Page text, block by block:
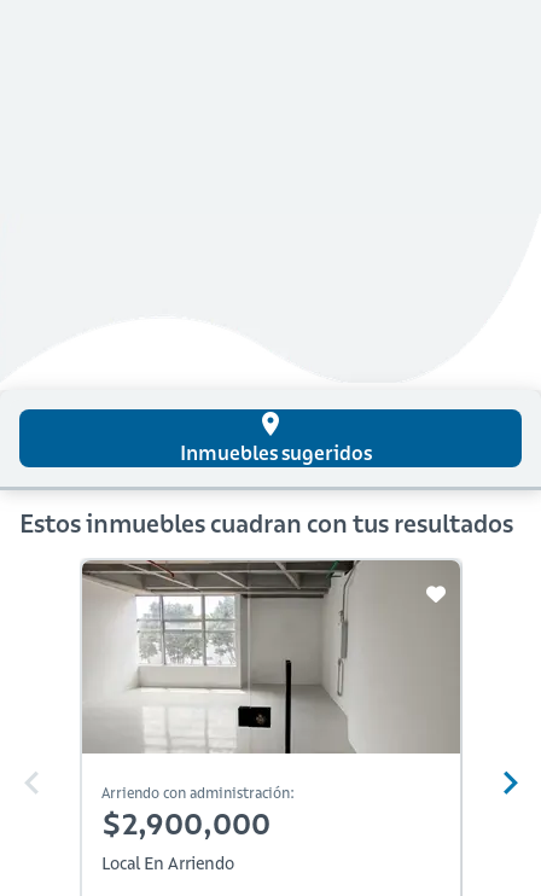
place
Inmuebles sugeridos
Estos inmuebles cuadran con tus resultados
Arriendo con administración:
$2,900,000
Local En Arriendo